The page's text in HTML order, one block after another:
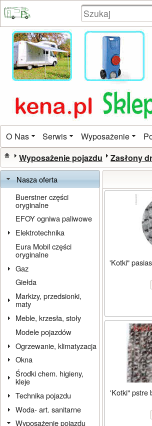
O Nas Serwis Wyposażenie
Wyposażenie pojazdu Zasłony
Nasza oferta
Buerstner części
oryginalne
EFOY ogniwa paliwowe
Elektrotechnika
Eura Mobil części
oryginalne
Gaz
Giełda
Markizy, przedsionki,
maty
Meble, krzesła, stoły
Modele pojazdów
Ogrzewanie, klimatyzacja
Okna
Środki chem. higieny,
kleje
Technika pojazdu
Woda- art. sanitarne
Wyposażenie pojazdu
'Kotki"
'Kotki" pstre